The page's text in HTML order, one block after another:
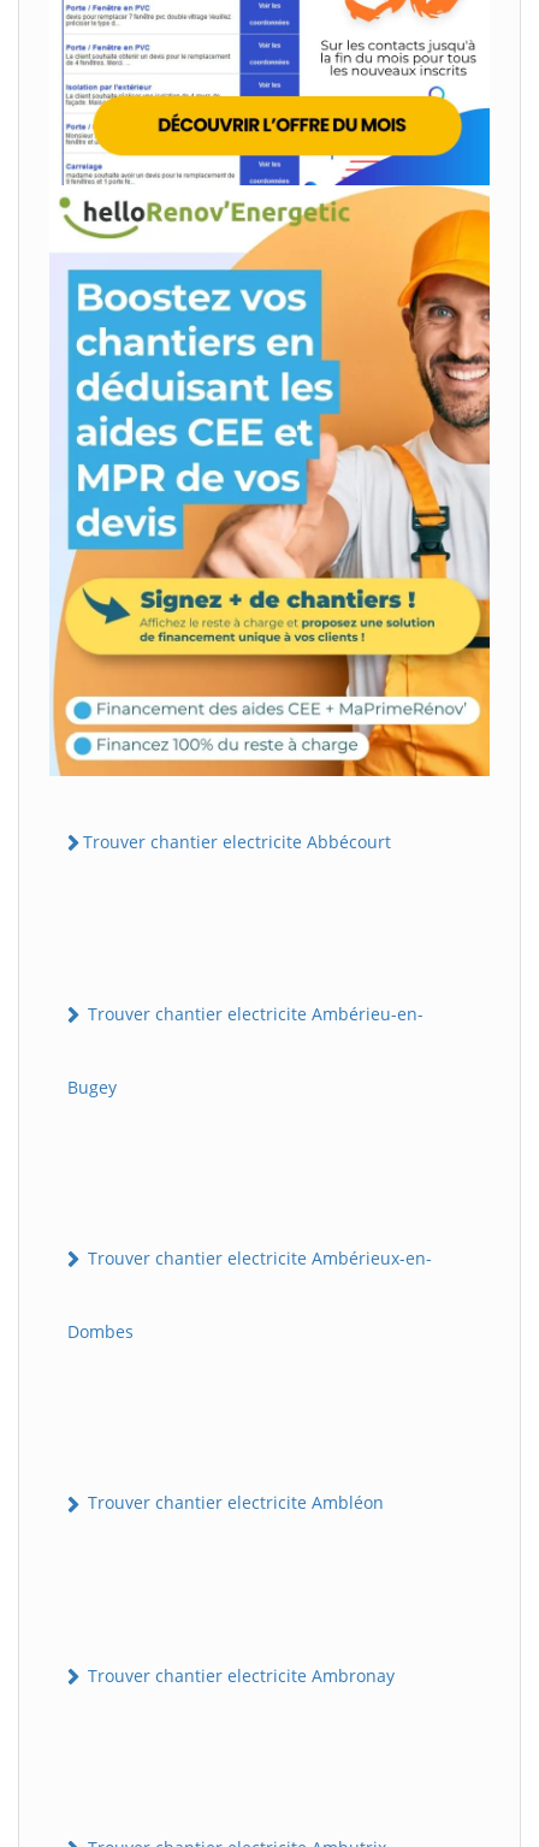
Trouver chantier electricite Abbécourt
Trouver chantier electricite Ambérieu-en-
Bugey
Trouver chantier electricite Ambérieux-en-
Dombes
Trouver chantier electricite Ambléon
Trouver chantier electricite Ambronay